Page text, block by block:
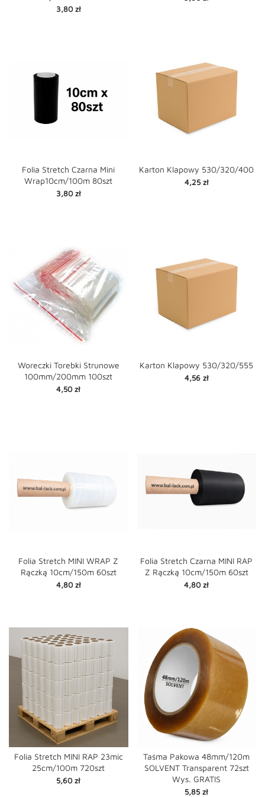
Cena
3,80 zł
Folia Stretch Czarna Mini
Wrap10cm/100m 80szt
Cena
3,80 zł
Karton Klapowy 530/320/400
Cena
4,25 zł
Woreczki Torebki Strunowe
100mm/200mm 100szt
Cena
4,50 zł
Karton Klapowy 530/320/555
Cena
4,56 zł
Folia Stretch MINI WRAP Z
Rączką 10cm/150m 60szt
Cena
4,80 zł
Folia Stretch Czarna MINI RAP
Z Rączką 10cm/150m 60szt
Cena
4,80 zł
Folia Stretch MINI RAP 23mic
25cm/100m 720szt
Cena
5,60 zł
Taśma Pakowa 48mm/120m
SOLVENT Transparent 72szt
Wys. GRATIS
Cena
5,85 zł